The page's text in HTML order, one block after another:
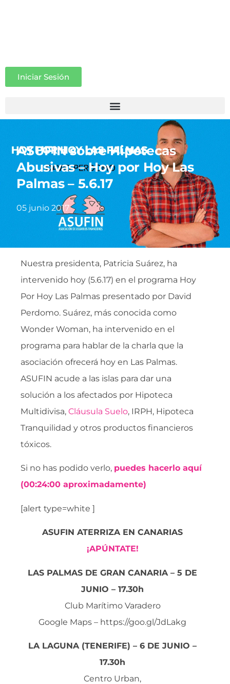
Iniciar Sesión
ASUFIN sobre Hipotecas
Abusivas – Hoy por Hoy Las
Palmas – 5.6.17
05 junio 2017
Nuestra presidenta, Patricia Suárez, ha
intervenido hoy (5.6.17) en el programa Hoy
Por Hoy Las Palmas presentado por David
Perdomo. Suárez, más conocida como
Wonder Woman, ha intervenido en el
programa para hablar de la charla que la
asociación ofrecerá hoy en Las Palmas.
ASUFIN acude a las islas para dar una
solución a los afectados por Hipoteca
Multidivisa, Cláusula Suelo, IRPH, Hipoteca
Tranquilidad y otros productos financieros
tóxicos.
Si no has podido verlo, puedes hacerlo aquí
(00:24:00 aproximadamente)
[alert type=white ]
ASUFIN ATERRIZA EN CANARIAS
¡APÚNTATE!
LAS PALMAS DE GRAN CANARIA – 5 DE
JUNIO – 17.30h
Club Marítimo Varadero
Google Maps – https://goo.gl/JdLakg
LA LAGUNA (TENERIFE) – 6 DE JUNIO –
17.30h
Centro Urban,